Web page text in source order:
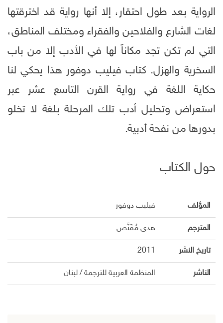
الرواية بعد طول احتقار، إلا أنها رواية قد اخترقتها
لغات الشارع والفلاحين والفقراء ومختلف المناطق،
التي لم تكن تجد مكاناً لها في الأدب إلا من باب
السخرية والهزل. كتاب فيليب دوفور هذا يحكي لنا
حكاية اللغة في رواية القرن التاسع عشر عبر
استعراض وتحليل أدب تلك المرحلة بلغة لا تخلو
بدورها من نفحة أدبية.
حول الكتاب
المؤلف فيليب دوفور
المترجم هدى مُقَنَّص
تاريخ النشر 2011
الناشر المنظمة العربية للترجمة / لبنان